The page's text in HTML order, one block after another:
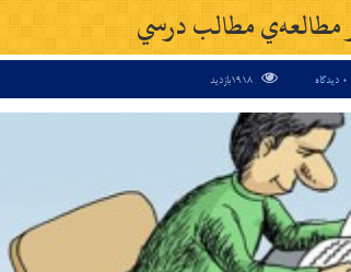
مطالعه‌ي مطالب درسي
0 دیدگاه